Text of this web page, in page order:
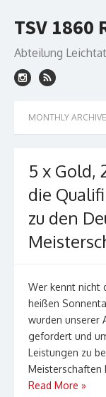
to
TSV 1860
Abteilung
MONTHLY
5 x Gold,
die
zu den
Wer kennt nicht
heißen
wurden unserer
gefordert und
Leistungen zu
Meisterschaften
Read More »